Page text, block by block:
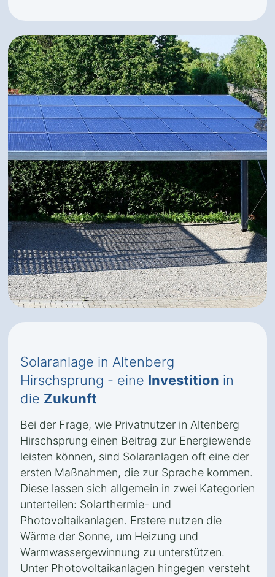
Solaranlage in Altenberg
Hirschsprung - eine Investition in
die Zukunft
Bei der Frage, wie Privatnutzer in Altenberg
Hirschsprung einen Beitrag zur Energiewende
leisten können, sind Solaranlagen oft eine der
ersten Maßnahmen, die zur Sprache kommen.
Diese lassen sich allgemein in zwei Kategorien
unterteilen: Solarthermie- und
Photovoltaikanlagen. Erstere nutzen die
Wärme der Sonne, um Heizung und
Warmwassergewinnung zu unterstützen.
Unter Photovoltaikanlagen hingegen versteht